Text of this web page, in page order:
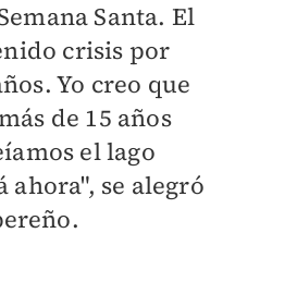
Santa. El
crisis por
Yo creo que
de 15 años
el lago
ahora", se alegró